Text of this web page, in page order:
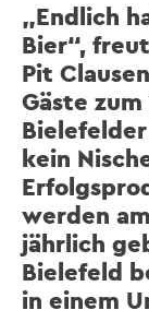
„Endlich
Bier“,
Pit
Gäste
kein
werden
jährlich
Bielefeld
in einem